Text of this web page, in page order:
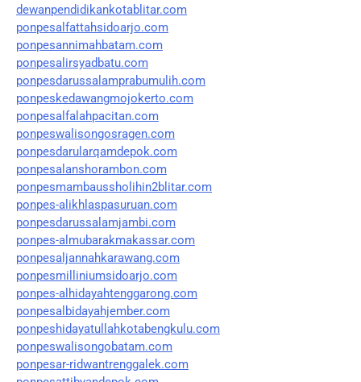
dewanpendidikankotablitar.com
ponpesalfattahsidoarjo.com
ponpesannimahbatam.com
ponpesalirsyadbatu.com
ponpesdarussalamprabumulih.com
ponpeskedawangmojokerto.com
ponpesalfalahpacitan.com
ponpeswalisongosragen.com
ponpesdarularqamdepok.com
ponpesalanshorambon.com
ponpesmambaussholihin2blitar.com
ponpes-alikhlaspasuruan.com
ponpesdarussalamjambi.com
ponpes-almubarakmakassar.com
ponpesaljannahkarawang.com
ponpesmilliniumsidoarjo.com
ponpes-alhidayahtenggarong.com
ponpesalbidayahjember.com
ponpeshidayatullahkotabengkulu.com
ponpeswalisongobatam.com
ponpesar-ridwantrenggalek.com